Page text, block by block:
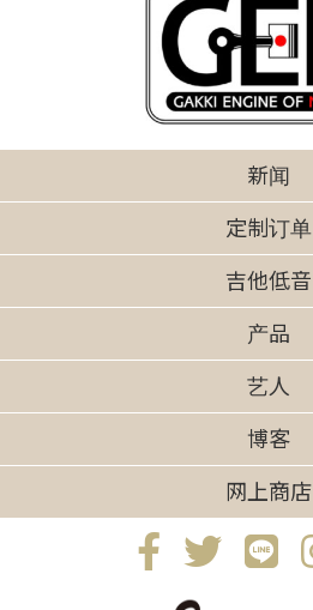
新闻
定制订单
吉他低音
产品
艺人
博客
网上商店